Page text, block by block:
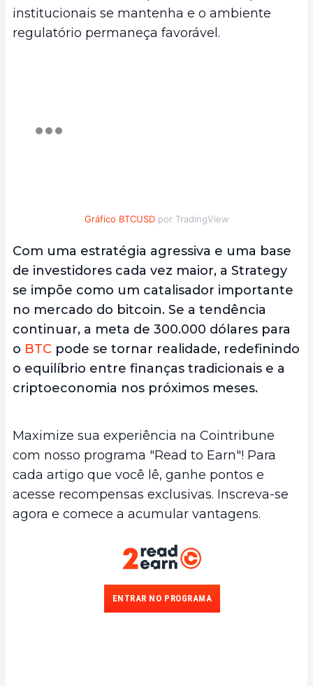
institucionais se mantenha e o ambiente
regulatório permaneça favorável.
Gráfico BTCUSDpor TradingView
Com uma estratégia agressiva e uma base
de investidores cada vez maior, a Strategy
se impõe como um catalisador importante
no mercado do bitcoin. Se a tendência
continuar, a meta de 300.000 dólares para
o BTC pode se tornar realidade, redefinindo
o equilíbrio entre finanças tradicionais e a
criptoeconomia nos próximos meses.
Maximize sua experiência na Cointribune
com nosso programa "Read to Earn"! Para
cada artigo que você lê, ganhe pontos e
acesse recompensas exclusivas. Inscreva-se
agora e comece a acumular vantagens.
ENTRAR NO PROGRAMA